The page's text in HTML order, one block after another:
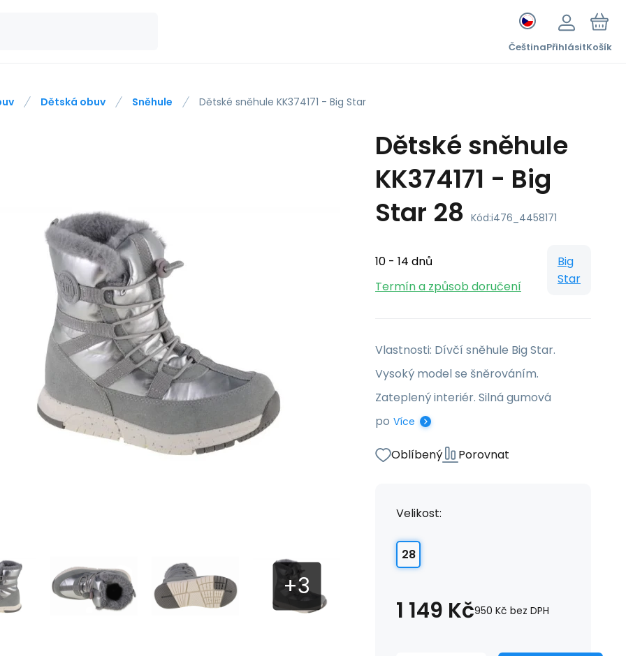
ČeštinaPřihlásitKošík
Dětská obuv Sněhule Dětské sněhule KK374171 - Big Star
Dětské sněhule
KK374171 - Big
Star 28 Kód:i476_4458171
10 - 14 dnů
Termín a způsob doručení
Big
Star
Vlastnosti: Dívčí sněhule Big Star.
Vysoký model se šněrováním.
Zateplený interiér. Silná gumová
po Více
Oblíbený Porovnat
Velikost:
28
1 149 Kč950 Kč bez DPH